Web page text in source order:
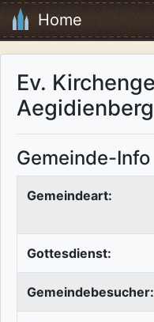
Home
Ev.
Gemeinde-Info
Gemeindeart:
Gottesdienst:
Gemeindebesucher: